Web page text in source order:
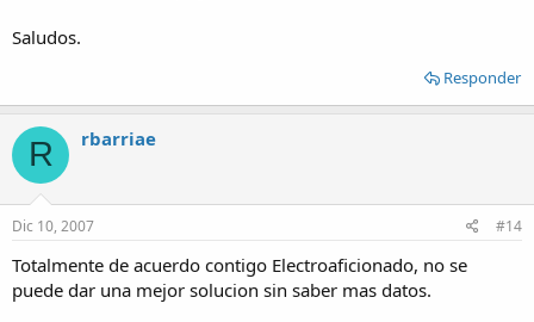
Saludos.
Responder
R rbarriae
Dic 10, 2007 #14
Totalmente de acuerdo contigo Electroaficionado, no se
puede dar una mejor solucion sin saber mas datos.